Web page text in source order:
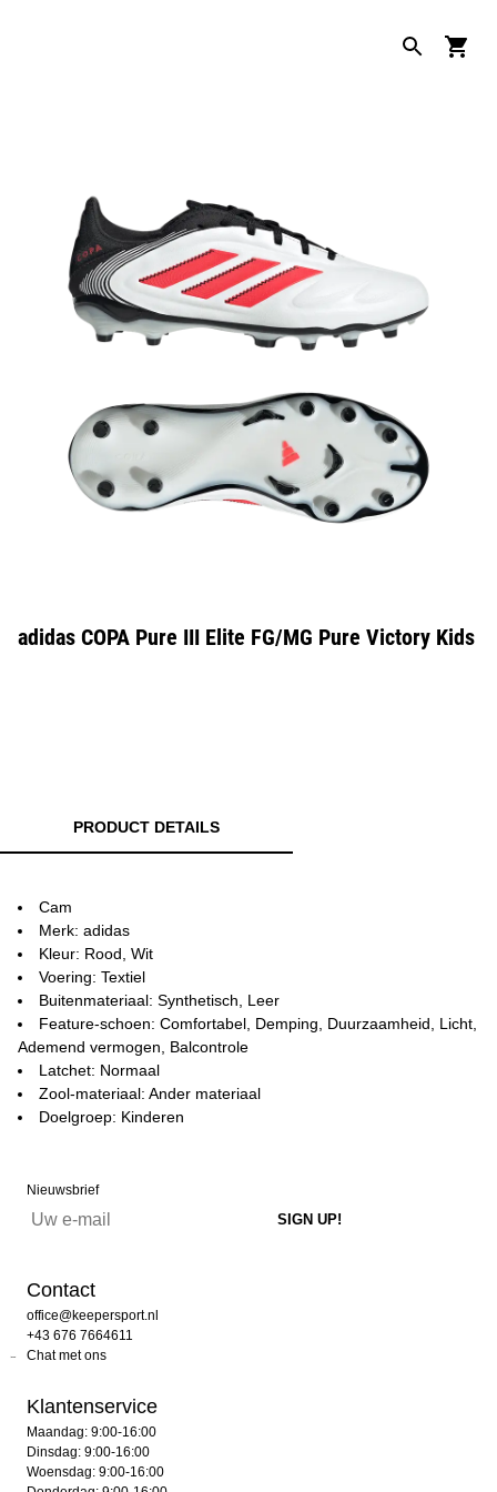
adidas COPA Pure III Elite FG/MG Pure Victory Kids
PRODUCT DETAILS
Cam
Merk: adidas
Kleur: Rood, Wit
Voering: Textiel
Buitenmateriaal: Synthetisch, Leer
Feature-schoen: Comfortabel, Demping, Duurzaamheid, Licht,
Ademend vermogen, Balcontrole
Latchet: Normaal
Zool-materiaal: Ander materiaal
Doelgroep: Kinderen
Nieuwsbrief
Contact
office@keepersport.nl
+43 676 7664611
Chat met ons
Klantenservice
Maandag: 9:00-16:00
Dinsdag: 9:00-16:00
Woensdag: 9:00-16:00